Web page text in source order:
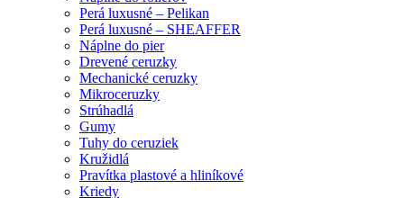
Perá luxusné – Pelikan
Perá luxusné – SHEAFFER
Náplne do pier
Drevené ceruzky
Mechanické ceruzky
Mikroceruzky
Strúhadlá
Gumy
Tuhy do ceruziek
Kružidlá
Pravítka plastové a hliníkové
Kriedy